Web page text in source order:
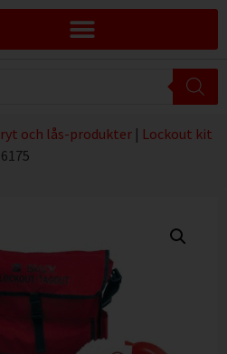
och lås-produkter | Lockout kit